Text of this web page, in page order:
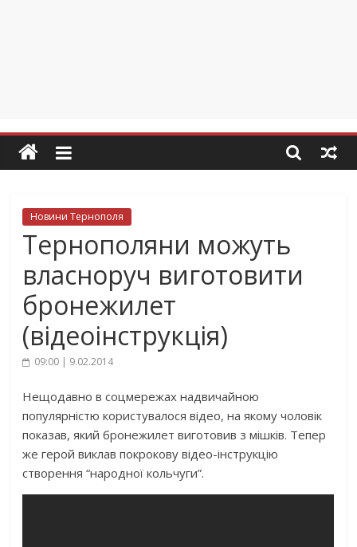
Новини Тернополя
Тернополяни можуть
власноруч виготовити
бронежилет
(відеоінструкція)
09:00 | 9.02.2014
Нещодавно в соцмережах надвичайною
популярністю користувалося відео, на якому чоловік
показав, який бронежилет виготовив з мішків. Тепер
же герой виклав покрокову відео-інструкцію
створення “народної кольчуги”.